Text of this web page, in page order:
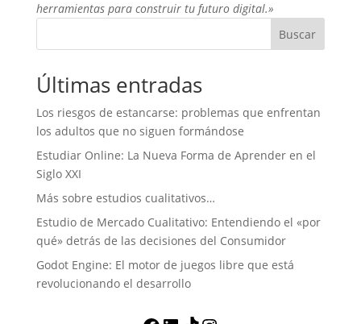
herramientas para construir tu futuro digital.»
Buscar
Últimas entradas
Los riesgos de estancarse: problemas que enfrentan
los adultos que no siguen formándose
Estudiar Online: La Nueva Forma de Aprender en el
Siglo XXI
Más sobre estudios cualitativos…
Estudio de Mercado Cualitativo: Entendiendo el «por
qué» detrás de las decisiones del Consumidor
Godot Engine: El motor de juegos libre que está
revolucionando el desarrollo